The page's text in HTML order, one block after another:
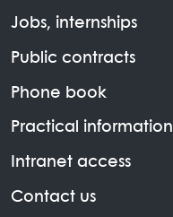
Jobs, internships
Public contracts
Phone book
Practical information
Intranet access
Contact us